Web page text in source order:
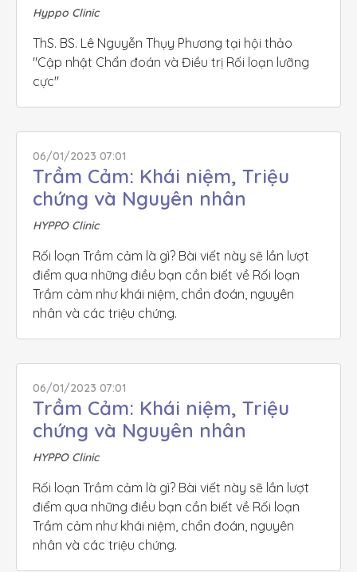
Hyppo Clinic
ThS. BS. Lê Nguyễn Thụy Phương tại hội thảo
"Cập nhật Chẩn đoán và Điều trị Rối loạn lưỡng
cực"
Trầm Cảm: Khái niệm, Triệu
chứng và Nguyên nhân
HYPPO Clinic
điểm qua những điều bạn cần biết về Rối loạn
Trầm cảm như khái niệm, chẩn đoán, nguyên
nhân và các triệu chứng.